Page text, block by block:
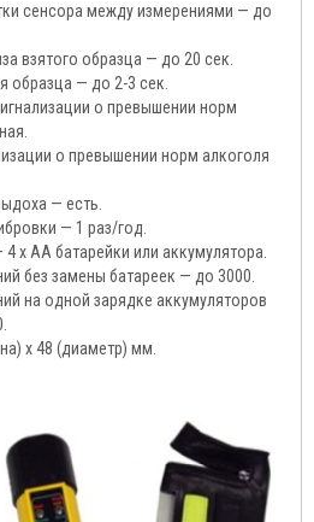
сенсора между измерениями — до
взятого образца — до 20 сек.
образца — до 2-3 сек.
о превышении норм
о превышении норм алкоголя
— есть.
— 1 раз/год.
х АА батарейки или аккумулятора.
без замены батареек — до 3000.
на одной зарядке аккумуляторов
x 48 (диаметр) мм.